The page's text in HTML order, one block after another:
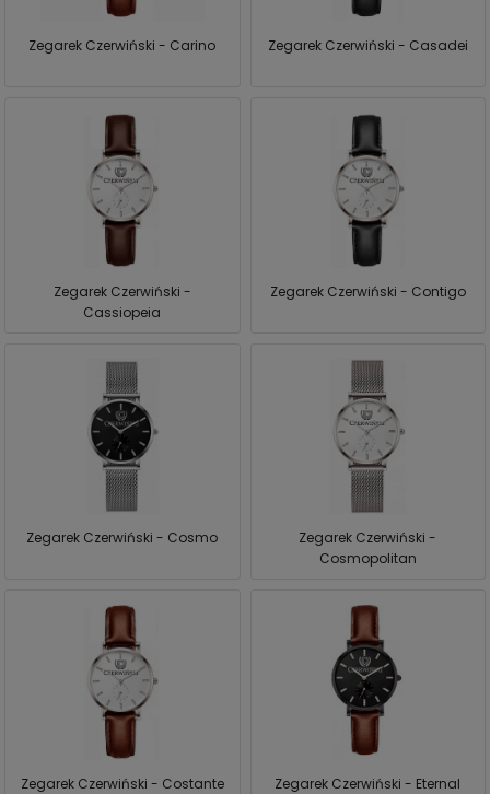
Zegarek Czerwiński - Carino Zegarek Czerwiński - Casadei
Zegarek Czerwiński -
Cassiopeia
Zegarek Czerwiński - Contigo
Zegarek Czerwiński - Cosmo
Zegarek Czerwiński -
Cosmopolitan
Zegarek Czerwiński - Costante Zegarek Czerwiński - Eternal